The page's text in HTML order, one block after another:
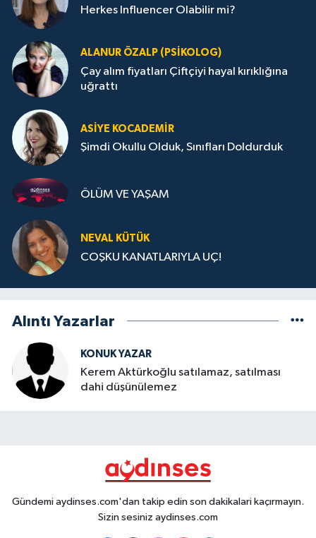
Herkes Influencer Olabilir mi?
ALANUR ÖZALP (PSIKOLOG)
Çay alım fiyatları Çiftçiyi hayal kırıklığına
uğrattı
ASIYE KOCADEMİR
Şimdi Okullu Olduk, Sınıfları Doldurduk
ÖLÜM VE YAŞAM
NEVAL KÜTÜK
COŞKU KANATLARIYLA UÇ!
Alıntı Yazarlar
KONUK YAZAR
Kerem Aktürkoğlu satılamaz, satılması
dahi düşünülemez
Gündemi aydinses.com'dan takip edin son dakikalari kaçırmayın.
Sizin sesiniz aydinses.com